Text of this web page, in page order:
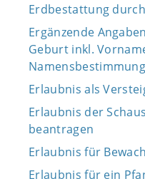
Erdbestattung
Ergänzende
Geburt inkl.
Erlaubnis als
Erlaubnis der
beantragen
Erlaubnis für
Erlaubnis für ein